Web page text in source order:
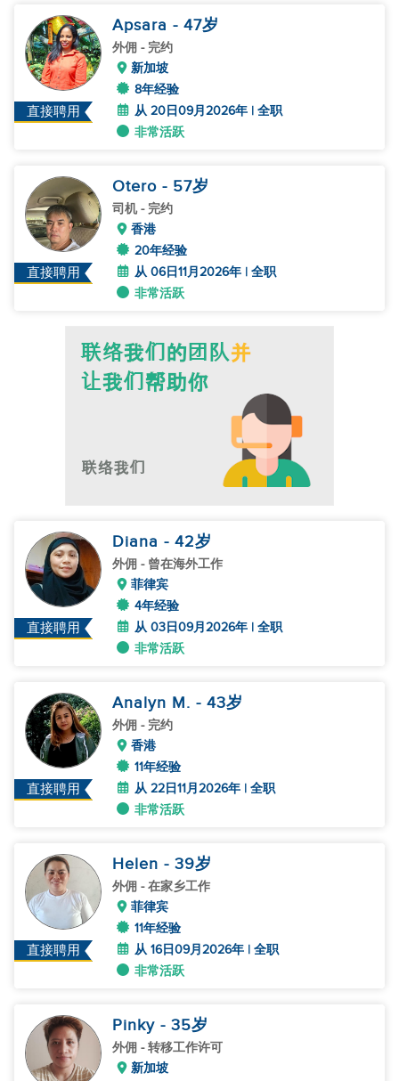
直接聘用
Apsara - 47岁
外佣 - 完约
新加坡
8年经验
从 20日09月2026年 | 全职
非常活跃
直接聘用
Otero - 57岁
司机- 完约
香港
20年经验
从 06日11月2026年 | 全职
非常活跃
直接聘用
Diana - 42岁
外佣 - 曾在海外工作
菲律宾
4年经验
从 03日09月2026年 | 全职
非常活跃
直接聘用
Analyn M. - 43岁
外佣 - 完约
香港
11年经验
从 22日11月2026年 | 全职
非常活跃
直接聘用
Helen - 39岁
外佣 - 在家乡工作
菲律宾
11年经验
从 16日09月2026年 | 全职
非常活跃
Pinky - 35岁
外佣 - 转移工作许可
新加坡